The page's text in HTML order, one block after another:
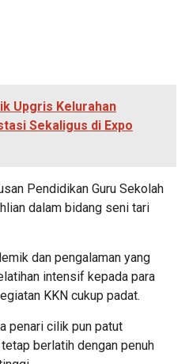
Upgris Kelurahan
Sekaligus di Expo
Pendidikan Guru Sekolah
dalam bidang seni tari
dan pengalaman yang
intensif kepada para
KKN cukup padat.
penari cilik pun patut
berlatih dengan penuh